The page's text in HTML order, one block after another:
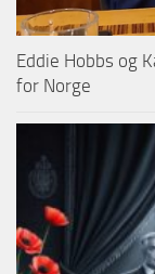
Eddie Hobbs og
for Norge